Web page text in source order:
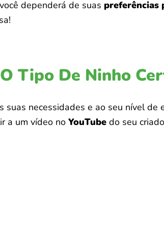
dependerá de suas preferências
Tipo De Ninho
necessidades e ao seu nível de
a um vídeo no YouTube do seu